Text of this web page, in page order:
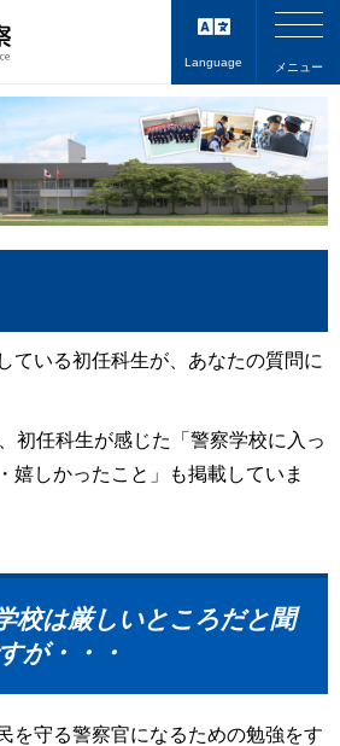
Language メニュー
ている初任科生が、あなたの質問に
初任科生が感じた「警察学校に入っ
嬉しかったこと」も掲載していま
校は厳しいところだと聞
が・・・
を守る警察官になるための勉強をす